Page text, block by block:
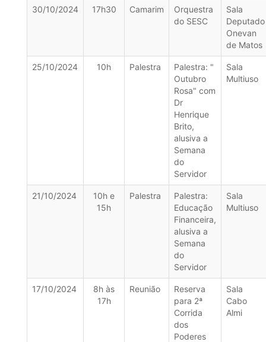
30/10/2024 17h30 Camarim
Orquestra
do SESC
Sala
Deputado
Onevan
de Matos
25/10/2024 10h Palestra
Palestra: "
Outubro
Rosa" com
Dr
Henrique
Brito,
alusiva a
Semana
do
Servidor
Sala
Multiuso
21/10/2024
10h e
15h
Palestra
Palestra:
Educação
Financeira,
alusiva a
Semana
do
Servidor
Sala
Multiuso
17/10/2024
8h às
17h
Reunião
Reserva
para 2ª
Corrida
dos
Poderes
Sala
Cabo
Almi